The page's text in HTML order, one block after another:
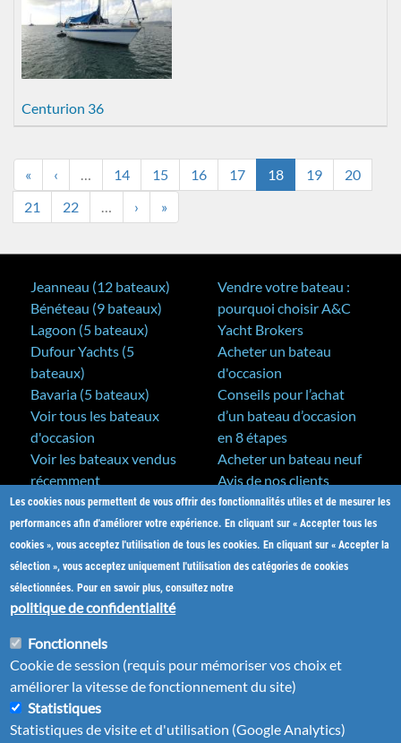
Les cookies nous permettent de vous offrir des fonctionnalités utiles et de mesurer les
performances afin d'améliorer votre expérience. En cliquant sur « Accepter tous les
cookies », vous acceptez l'utilisation de tous les cookies. En cliquant sur « Accepter la
sélection », vous acceptez uniquement l'utilisation des catégories de cookies
sélectionnées. Pour en savoir plus, consultez notre
politique de confidentialité
Fonctionnels
Cookie de session (requis pour mémoriser vos choix et
améliorer la vitesse de fonctionnement du site)
Statistiques
Statistiques de visite et d'utilisation (Google Analytics)
Centurion 36
« ‹ … 14 15 16 17 18 19
20
21
22 … › »
Jeanneau (12 bateaux)
Bénéteau (9 bateaux)
Lagoon (5 bateaux)
Dufour Yachts (5
bateaux)
Bavaria (5 bateaux)
Voir tous les bateaux
d'occasion
Voir les bateaux vendus
récemment
Vendre votre bateau :
pourquoi choisir A&C
Yacht Brokers
Acheter un bateau
d'occasion
Conseils pour l’achat
d’un bateau d’occasion
en 8 étapes
Acheter un bateau neuf
Avis de nos clients
A&C Yacht Brokers
Actualités
Salons nautiques
Notre métier
L'équipe
Plan du site
Nous contacter
Bateaux neufs